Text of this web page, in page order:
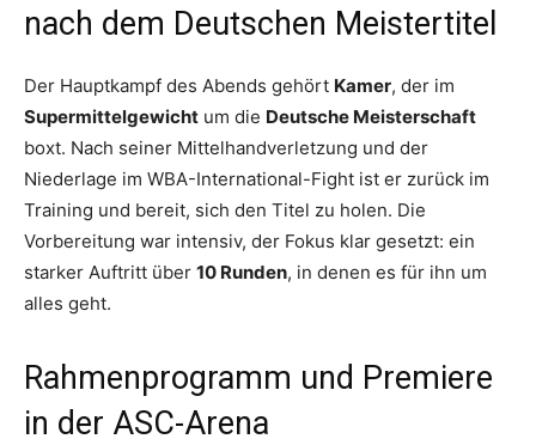
nach dem Deutschen Meistertitel
Der Hauptkampf des Abends gehört Kamer, der im
Supermittelgewicht um die Deutsche Meisterschaft
boxt. Nach seiner Mittelhandverletzung und der
Niederlage im WBA-International-Fight ist er zurück im
Training und bereit, sich den Titel zu holen. Die
Vorbereitung war intensiv, der Fokus klar gesetzt: ein
starker Auftritt über 10 Runden, in denen es für ihn um
alles geht.
Rahmenprogramm und Premiere
in der ASC-Arena